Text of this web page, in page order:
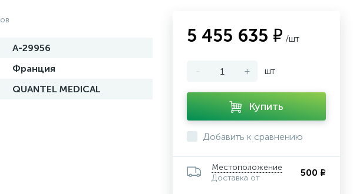
A-29956
Франция
QUANTEL MEDICAL
5 455 635 ₽ /шт
- + шт
Купить
Добавить к сравнению
Местоположение
Доставка от
500 ₽